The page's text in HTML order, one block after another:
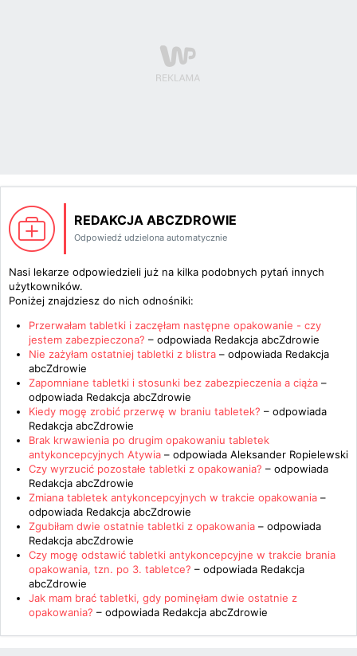
REDAKCJA ABCZDROWIE
Odpowiedź udzielona automatycznie
Nasi lekarze odpowiedzieli już na kilka podobnych pytań innych
użytkowników.
Poniżej znajdziesz do nich odnośniki:
Przerwałam tabletki i zaczęłam następne opakowanie - czy
jestem zabezpieczona? – odpowiada Redakcja abcZdrowie
Nie zażyłam ostatniej tabletki z blistra – odpowiada Redakcja
abcZdrowie
Zapomniane tabletki i stosunki bez zabezpieczenia a ciąża –
odpowiada Redakcja abcZdrowie
Kiedy mogę zrobić przerwę w braniu tabletek? – odpowiada
Redakcja abcZdrowie
Brak krwawienia po drugim opakowaniu tabletek
antykoncepcyjnych Atywia – odpowiada Aleksander Ropielewski
Czy wyrzucić pozostałe tabletki z opakowania? – odpowiada
Redakcja abcZdrowie
Zmiana tabletek antykoncepcyjnych w trakcie opakowania –
odpowiada Redakcja abcZdrowie
Zgubiłam dwie ostatnie tabletki z opakowania – odpowiada
Redakcja abcZdrowie
Czy mogę odstawić tabletki antykoncepcyjne w trakcie brania
opakowania, tzn. po 3. tabletce? – odpowiada Redakcja
abcZdrowie
Jak mam brać tabletki, gdy pominęłam dwie ostatnie z
opakowania? – odpowiada Redakcja abcZdrowie